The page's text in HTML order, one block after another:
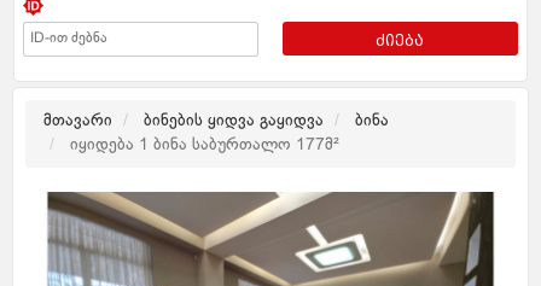
ძიება
მთავარი ბინების ყიდვა გაყიდვა
ბინა
იყიდება 1 ბინა საბურთალო 177მ²